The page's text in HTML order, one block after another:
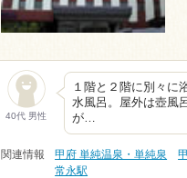
40代 男性
１階と２階に別々に
水風呂。屋外は壺風
が…
関連情報 甲府 単純温泉・単純泉
常永駅